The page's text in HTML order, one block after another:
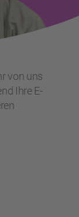
von uns
Ihre E-